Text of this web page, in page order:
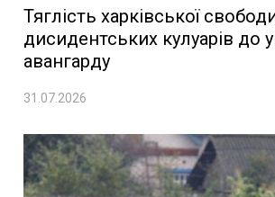
Тяглість харківської
дисидентських кулуарів до
авангарду
31.07.2026